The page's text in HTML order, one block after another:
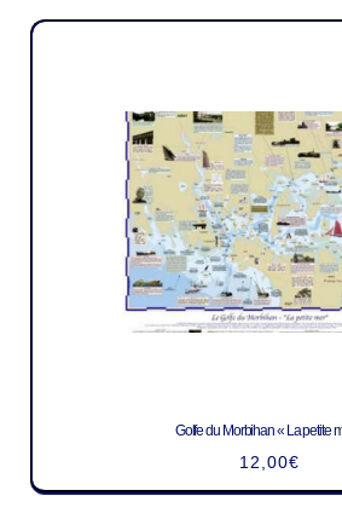
Golfe du Morbihan « La petite
12,00€